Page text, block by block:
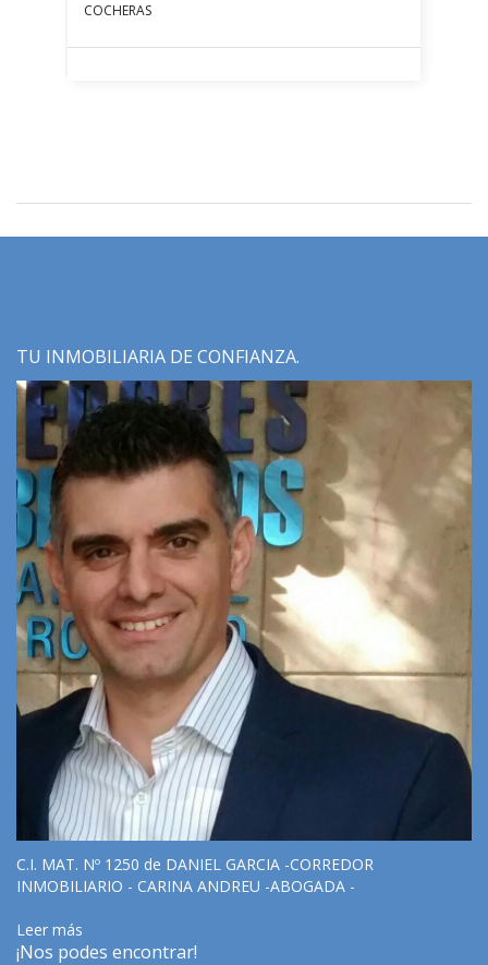
COCHERAS
TU INMOBILIARIA DE CONFIANZA.
C.I. MAT. Nº 1250 de DANIEL GARCIA -CORREDOR
INMOBILIARIO - CARINA ANDREU -ABOGADA -
Leer más
¡Nos podes encontrar!